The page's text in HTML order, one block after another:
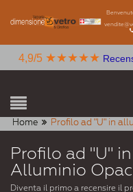
4,9/5 ★★★★★
Home Profilo ad "U" in
Profilo ad "U"
Alluminio
Diventa il primo a recensire il